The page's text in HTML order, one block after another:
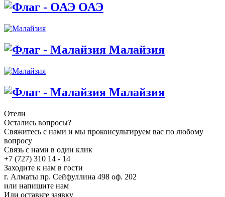
ОАЭ
Малайзия
Малайзия
Отели
Остались вопросы?
Свяжитесь с нами и мы проконсультируем вас по любому
вопросу
Связь с нами в один клик
+7 (727) 310 14 - 14
Заходите к нам в гости
г. Алматы пр. Сейфуллина 498 оф. 202
или напишите нам
Или оставьте заявку